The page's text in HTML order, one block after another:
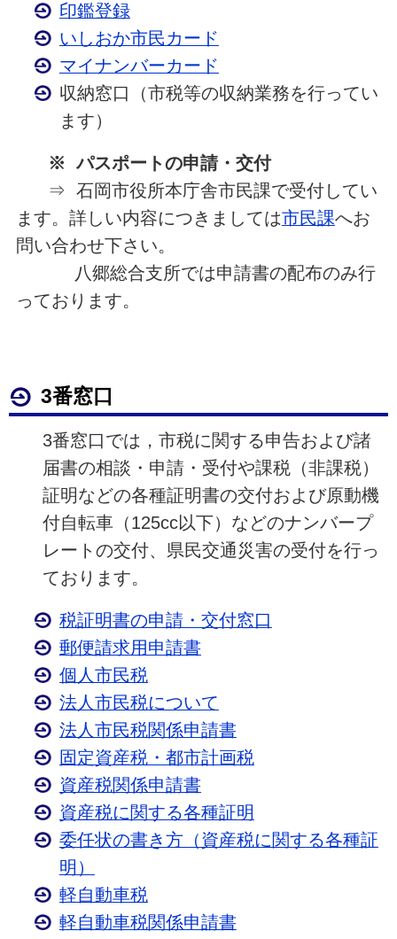
印鑑登録
いしおか市民カード
マイナンバーカード
収納窓口（市税等の収納業務を行ってい
ます）
※ パスポートの申請・交付
⇒ 石岡市役所本庁舎市民課で受付してい
ます。詳しい内容につきましては市民課へお
問い合わせ下さい。
八郷総合支所では申請書の配布のみ行
っております。
3番窓口
3番窓口では，市税に関する申告および諸
届書の相談・申請・受付や課税（非課税）
証明などの各種証明書の交付および原動機
付自転車（125cc以下）などのナンバープ
レートの交付、県民交通災害の受付を行っ
ております。
税証明書の申請・交付窓口
郵便請求用申請書
個人市民税
法人市民税について
法人市民税関係申請書
固定資産税・都市計画税
資産税関係申請書
資産税に関する各種証明
委任状の書き方（資産税に関する各種証
明）
軽自動車税
軽自動車税関係申請書